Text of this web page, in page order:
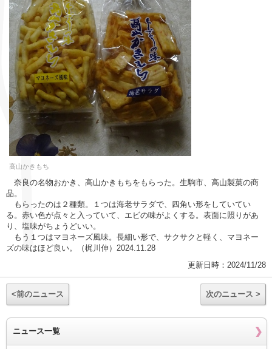
高山かきもち
奈良の名物おかき、高山かきもちをもらった。生駒市、高山製菓の商
品。
もらったのは２種類。１つは海老サラダで、四角い形をしていてい
る。赤い色が点々と入っていて、エビの味がよくする。表面に照りがあ
り、塩味がちょうどいい。
もう１つはマヨネーズ風味。長細い形で、サクサクと軽く、マヨネー
ズの味はほど良い。（梶川伸）2024.11.28
更新日時：2024/11/28
<前のニュース 次のニュース >
ニュース一覧